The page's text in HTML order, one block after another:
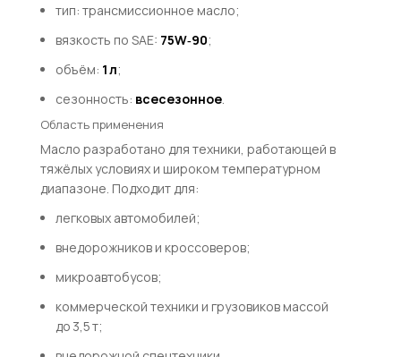
тип: трансмиссионное масло;
вязкость по SAE: 75W‑90;
объём: 1 л;
сезонность: всесезонное.
Область применения
Масло разработано для техники, работающей в
тяжёлых условиях и широком температурном
диапазоне. Подходит для:
легковых автомобилей;
внедорожников и кроссоверов;
микроавтобусов;
коммерческой техники и грузовиков массой
до 3,5 т;